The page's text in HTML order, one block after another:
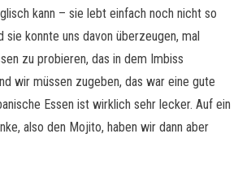
kann – sie lebt einfach noch nicht so
sie konnte uns davon überzeugen, mal
zu probieren, das in dem Imbiss
wir müssen zugeben, das war eine gute
Essen ist wirklich sehr lecker. Auf ein
also den Mojito, haben wir dann aber